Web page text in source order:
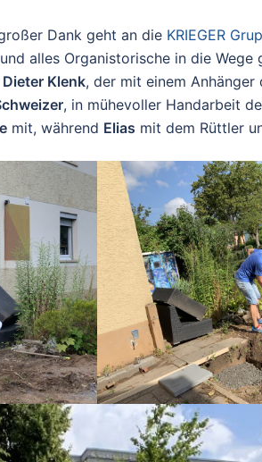
Dank geht an die KRIEGER
alles Organistorische in die
Dieter Klenk, der mit einem
, in mühevoller Handarbeit
mit, während Elias mit dem Rüttler